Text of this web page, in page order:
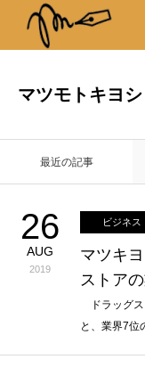
マツモトキヨシ
最近の記事
26
AUG
2019
ビジネス
マツキ
ストア
ドラッグス
と、業界7位
取材や出演の